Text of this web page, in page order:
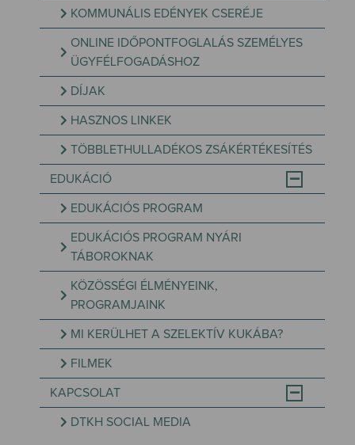
KOMMUNÁLIS EDÉNYEK CSERÉJE
ONLINE IDŐPONTFOGLALÁS SZEMÉLYES
ÜGYFÉLFOGADÁSHOZ
DÍJAK
HASZNOS LINKEK
TÖBBLETHULLADÉKOS ZSÁKÉRTÉKESÍTÉS
EDUKÁCIÓ
EDUKÁCIÓS PROGRAM
EDUKÁCIÓS PROGRAM NYÁRI
TÁBOROKNAK
KÖZÖSSÉGI ÉLMÉNYEINK,
PROGRAMJAINK
MI KERÜLHET A SZELEKTÍV KUKÁBA?
FILMEK
KAPCSOLAT
DTKH SOCIAL MEDIA